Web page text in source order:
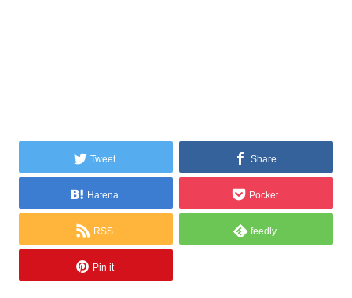
Tweet Share
Hatena Pocket
RSS feedly
Pin it